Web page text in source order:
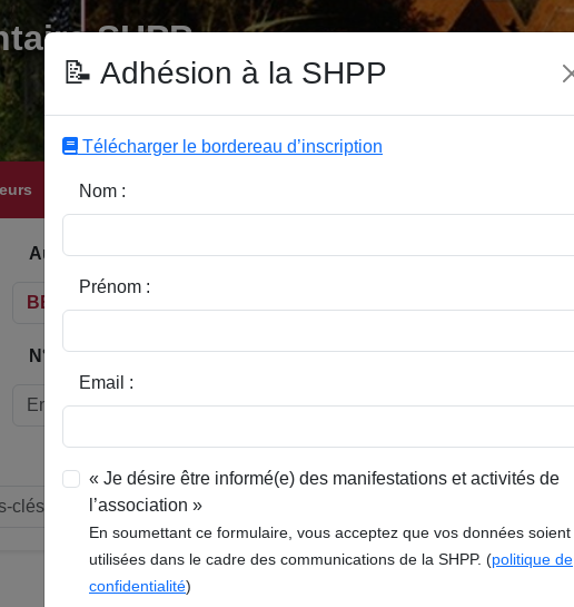
SHPP
Editeurs
Auteur : Rubrique :
N° Indice / Revue : Classer par :
📝 Adhésion à la SHPP
Télécharger le bordereau d’inscription
Nom :
Prénom :
Email :
« Je désire être informé(e) des manifestations et activités de
l’association »
En soumettant ce formulaire, vous acceptez que vos données soient
utilisées dans le cadre des communications de la SHPP. (politique de
confidentialité)